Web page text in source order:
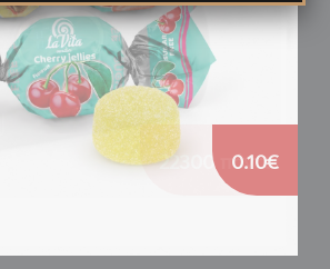
0.10€